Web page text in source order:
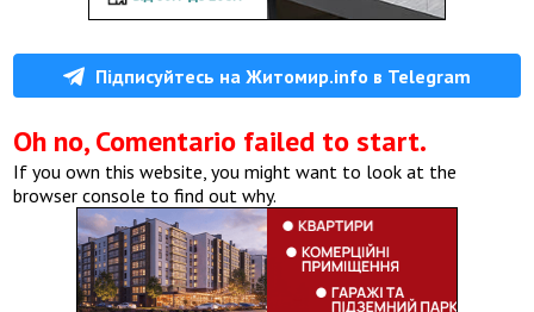
Підписуйтесь на Житомир.info в Telegram
Oh no, Comentario failed to start.
If you own this website, you might want to look at the
browser console to find out why.